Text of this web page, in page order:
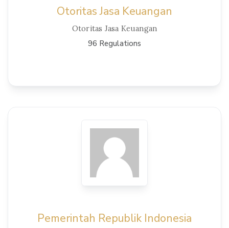
Otoritas Jasa Keuangan
Otoritas Jasa Keuangan
96 Regulations
View Details
Pemerintah Republik Indonesia